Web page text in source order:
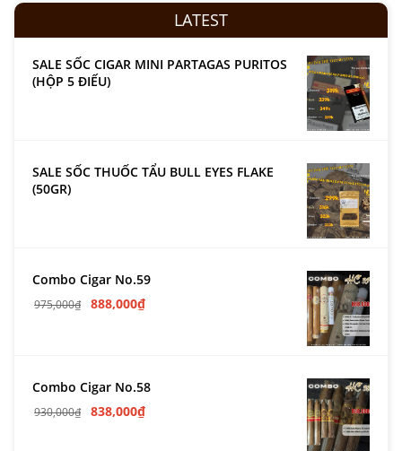
LATEST
SALE SỐC CIGAR MINI PARTAGAS PURITOS
(HỘP 5 ĐIẾU)
SALE SỐC THUỐC TẨU BULL EYES FLAKE
(50GR)
Combo Cigar No.59
975,000₫ 888,000₫
Combo Cigar No.58
930,000₫ 838,000₫